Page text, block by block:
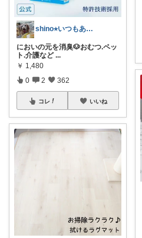
shino⭐︎いつもありがとう🐶🐾
においの元を消臭🐶おむつ.ペッ
ト.介護など ...
￥ 1,480
0 2 362
コレ いいね